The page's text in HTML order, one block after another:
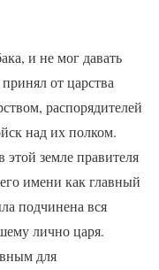
и не мог давать
от царства
распорядителей
над их полком.
земле правителя
имени как главный
подчинена вся
лично царя.
для